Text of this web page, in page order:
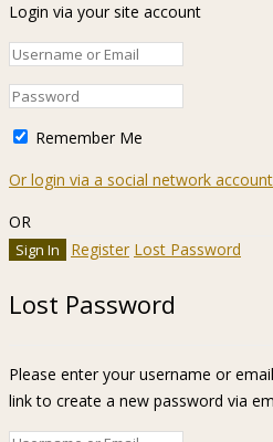
Login via your site account
Remember Me
Or login via a social network account
OR
Register Lost Password
Lost Password
Please enter your username or
link to create a new password via